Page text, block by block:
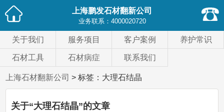
上海鹏发石材翻新公司
业务联系： 4000020720
关于我们 服务项目 客户案例 养护常识
石材工具 石材病症 联系我们
上海石材翻新公司 > 标签：大理石结晶
关于“大理石结晶”的文章